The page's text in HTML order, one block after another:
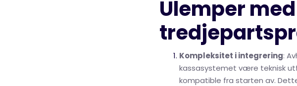
Ulemper med
Kompleksitet i integrering:
kassasystemet være teknisk
kompatible fra starten av.